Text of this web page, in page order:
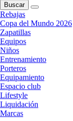
Buscar
Rebajas
Copa del Mundo 2026
Zapatillas
Equipos
Niños
Entrenamiento
Porteros
Equipamiento
Espacio club
Lifestyle
Liquidación
Marcas